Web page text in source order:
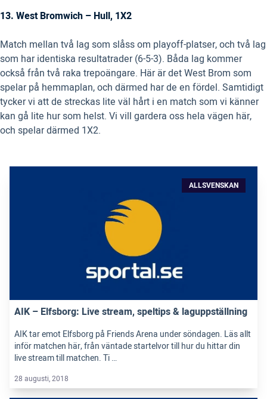
13. West Bromwich – Hull, 1X2
Match mellan två lag som slåss om playoff-platser, och två lag
som har identiska resultatrader (6-5-3). Båda lag kommer
också från två raka trepoängare. Här är det West Brom som
spelar på hemmaplan, och därmed har de en fördel. Samtidigt
tycker vi att de streckas lite väl hårt i en match som vi känner
kan gå lite hur som helst. Vi vill gardera oss hela vägen här,
och spelar därmed 1X2.
ALLSVENSKAN
AIK – Elfsborg: Live stream, speltips & laguppställning
AIK tar emot Elfsborg på Friends Arena under söndagen. Läs allt
inför matchen här, från väntade startelvor till hur du hittar din
live stream till matchen. Ti …
28 augusti, 2018